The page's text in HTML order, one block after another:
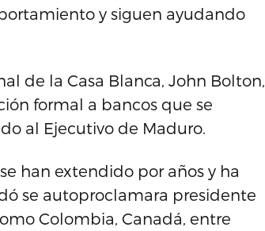
y siguen ayudando
de la Casa Blanca, John Bolton,
formal a bancos que se
al Ejecutivo de Maduro.
han extendido por años y ha
se autoproclamara presidente
Colombia, Canadá, entre